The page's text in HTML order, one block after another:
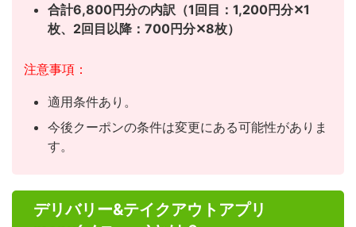
合計6,800円分の内訳（1回目：1,200円分✕1
枚、 2回目以降：700円分✕8枚）
注意事項：
適用条件あり。
今後クーポンの条件は変更にある可能性がありま
す。
デリバリー&テイクアウトアプリ